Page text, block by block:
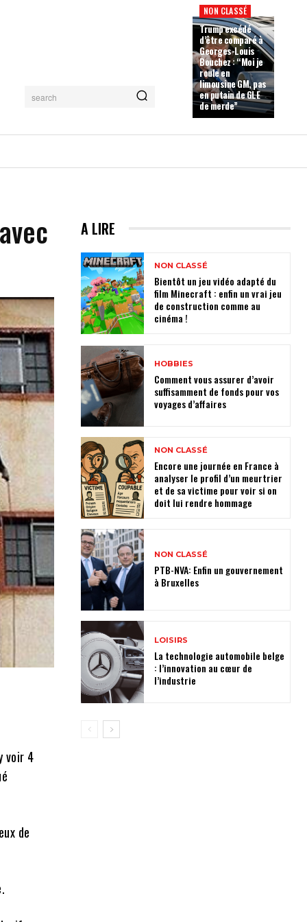
search
NON CLASSÉ
Trump excédé
d’être comparé à
Georges-Louis
Bouchez : “Moi je
roule en
limousine GM, pas
en putain de GLE
de merde”
voir 4
de
A LIRE
NON CLASSÉ
Bientôt un jeu vidéo adapté du
film Minecraft : enfin un vrai jeu
de construction comme au
cinéma !
HOBBIES
Comment vous assurer d’avoir
suffisamment de fonds pour vos
voyages d’affaires
NON CLASSÉ
Encore une journée en France à
analyser le profil d’un meurtrier
et de sa victime pour voir si on
doit lui rendre hommage
NON CLASSÉ
PTB-NVA: Enfin un gouvernement
à Bruxelles
LOISIRS
La technologie automobile belge
: l’innovation au cœur de
l’industrie